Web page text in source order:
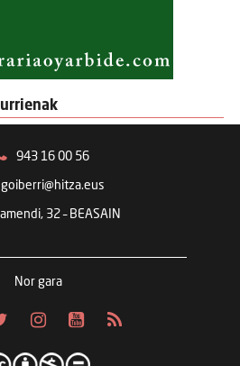
943 16 00 56
goiberri@hitza.eus
32 – BEASAIN
Nor gara